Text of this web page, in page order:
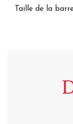
Taille de la